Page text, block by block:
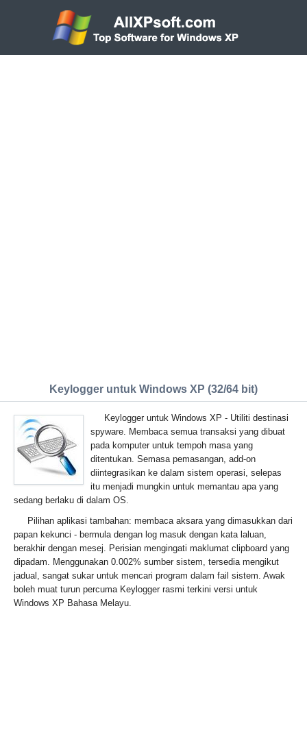
Keylogger untuk Windows XP (32/64 bit)
Keylogger untuk Windows XP - Utiliti destinasi
spyware. Membaca semua transaksi yang dibuat
pada komputer untuk tempoh masa yang
ditentukan. Semasa pemasangan, add-on
diintegrasikan ke dalam sistem operasi, selepas
itu menjadi mungkin untuk memantau apa yang
sedang berlaku di dalam OS.
Pilihan aplikasi tambahan: membaca aksara yang dimasukkan dari
papan kekunci - bermula dengan log masuk dengan kata laluan,
berakhir dengan mesej. Perisian mengingati maklumat clipboard yang
dipadam. Menggunakan 0.002% sumber sistem, tersedia mengikut
jadual, sangat sukar untuk mencari program dalam fail sistem. Awak
boleh muat turun percuma Keylogger rasmi terkini versi untuk
Windows XP Bahasa Melayu.